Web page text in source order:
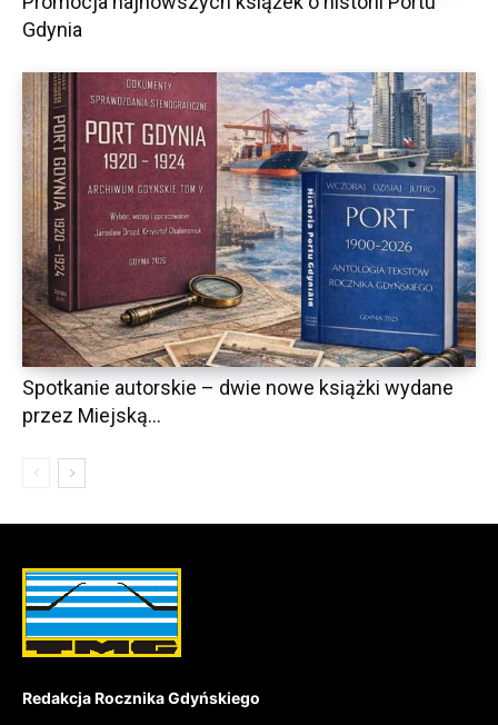
Gdynia
Spotkanie autorskie – dwie nowe książki wydane
przez Miejską...
Redakcja Rocznika Gdyńskiego